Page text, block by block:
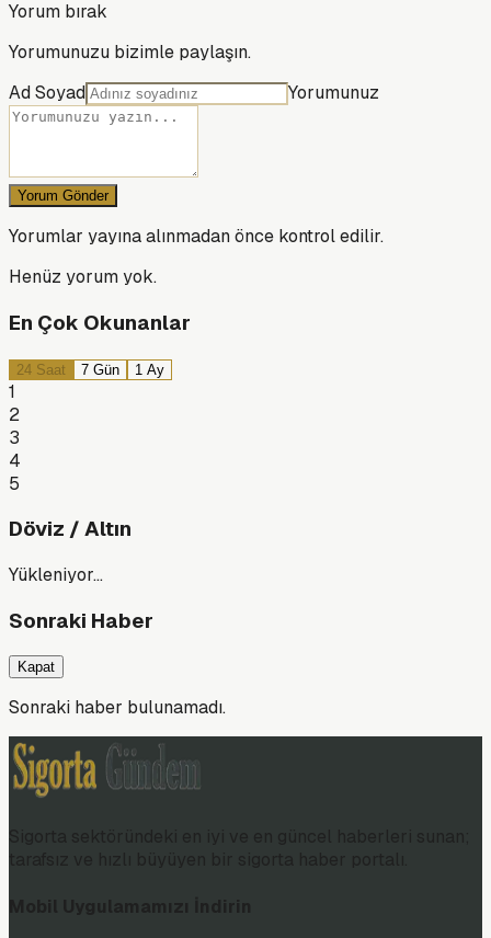
Yorum bırak
Yorumunuzu bizimle paylaşın.
Ad Soyad
Yorumunuz
Yorum Gönder
Yorumlar yayına alınmadan önce kontrol edilir.
Henüz yorum yok.
En Çok Okunanlar
24 Saat 7 Gün 1 Ay
1
2
3
4
5
Döviz / Altın
Yükleniyor…
Sonraki Haber
Kapat
Sonraki haber bulunamadı.